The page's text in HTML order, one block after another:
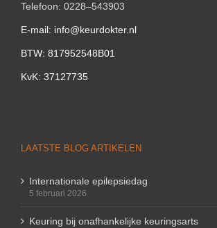
Telefoon: 0228–543903
E-mail: info@keurdokter.nl
BTW: 817952548B01
KvK: 37127735
LAATSTE BLOG ARTIKELEN
Internationale epilepsiedag
5 februari 2026
Keuring bij onafhankelijke keuringsarts